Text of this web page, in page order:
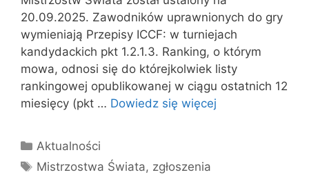
20.09.2025. Zawodników uprawnionych do gry
wymieniają Przepisy ICCF: w turniejach
kandydackich pkt 1.2.1.3. Ranking, o którym
mowa, odnosi się do którejkolwiek listy
rankingowej opublikowanej w ciągu ostatnich 12
miesięcy (pkt … Dowiedz się więcej
Kategorie
Aktualności
Tagi
Mistrzostwa Świata, zgłoszenia